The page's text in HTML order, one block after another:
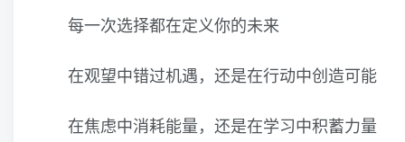
每一次选择都在定义你的未来
在观望中错过机遇，还是在行动中创造可能
在焦虑中消耗能量，还是在学习中积蓄力量